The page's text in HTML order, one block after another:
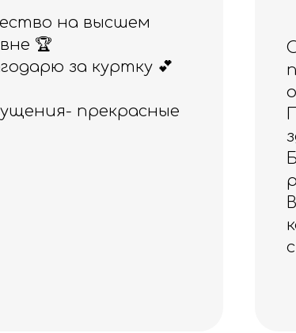
Отличный магазин,
понравился и товар, и
Приобретала ранее